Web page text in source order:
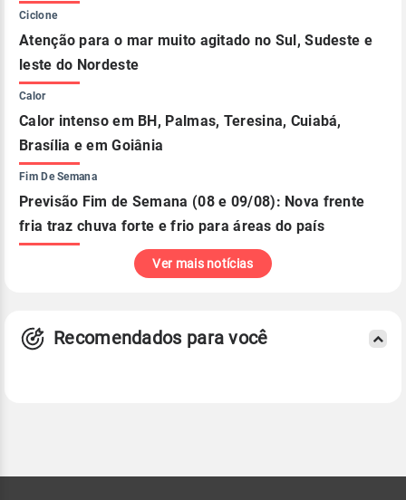
Ciclone
Atenção para o mar muito agitado no Sul, Sudeste e
leste do Nordeste
Calor
Calor intenso em BH, Palmas, Teresina, Cuiabá,
Brasília e em Goiânia
Fim De Semana
Previsão Fim de Semana (08 e 09/08): Nova frente
fria traz chuva forte e frio para áreas do país
Ver mais notícias
Recomendados para você